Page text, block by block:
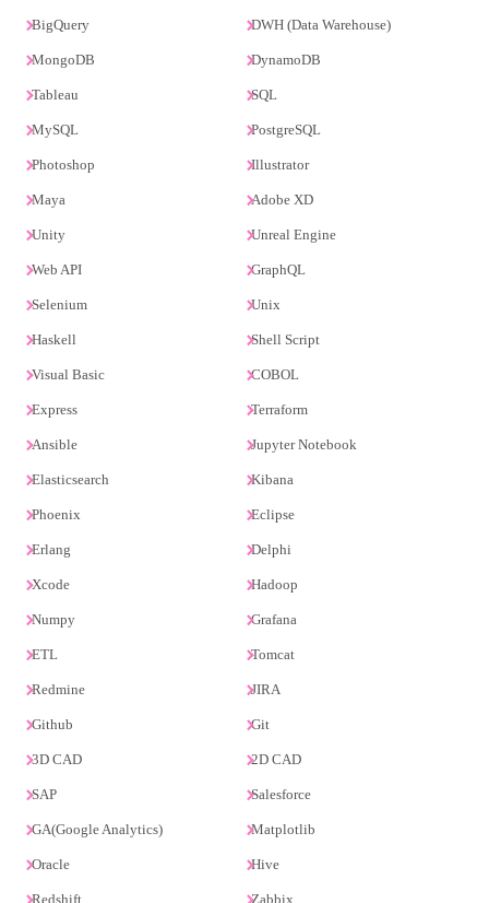
BigQuery DWH (Data Warehouse)
MongoDB DynamoDB
Tableau SQL
MySQL PostgreSQL
Photoshop Illustrator
Maya Adobe XD
Unity Unreal Engine
Web API GraphQL
Selenium Unix
Haskell Shell Script
Visual Basic COBOL
Express Terraform
Ansible Jupyter Notebook
Elasticsearch Kibana
Phoenix Eclipse
Erlang Delphi
Xcode Hadoop
Numpy Grafana
ETL Tomcat
Redmine JIRA
Github Git
3D CAD 2D CAD
SAP Salesforce
GA(Google Analytics) Matplotlib
Oracle Hive
Redshift Zabbix